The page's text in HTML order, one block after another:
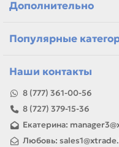
самовывоз и
Если параметры в
запаса.
Дополнительно
Популярные
Наши контакты
8 (777) 361-00-56
8 (727) 379-15-36
Екатерина:
Любовь: